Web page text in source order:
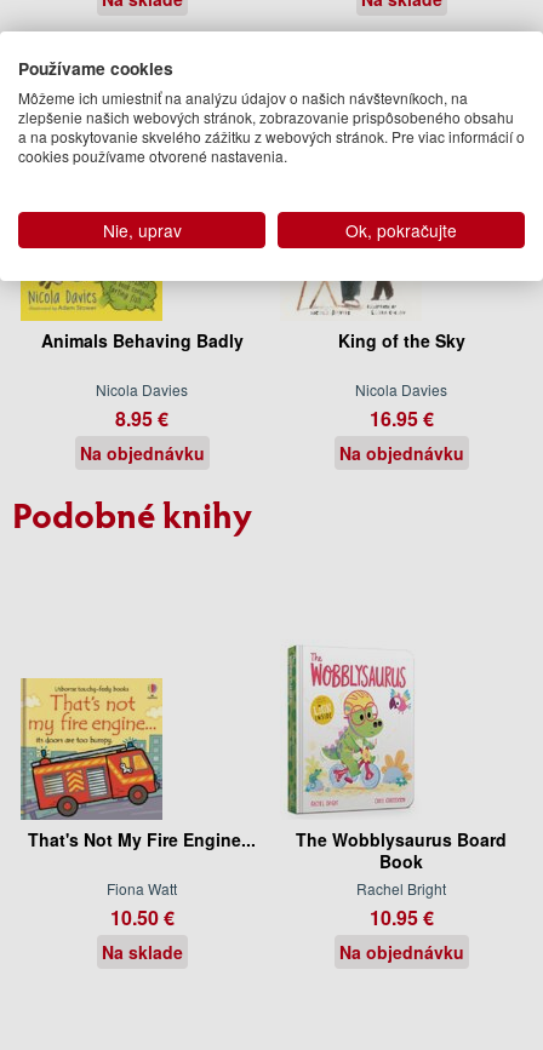
Animals Behaving Badly
Nicola Davies
8.95 €
Na objednávku
King of the Sky
Nicola Davies
16.95 €
Na objednávku
Podobné knihy
That's Not My Fire Engine...
Fiona Watt
10.50 €
Na sklade
The Wobblysaurus Board
Book
Rachel Bright
10.95 €
Na objednávku
Používame cookies
Môžeme ich umiestniť na analýzu údajov o našich návštevníkoch, na
zlepšenie našich webových stránok, zobrazovanie prispôsobeného obsahu
a na poskytovanie skvelého zážitku z webových stránok. Pre viac informácií o
cookies používame otvorené nastavenia.
Nie, uprav Ok, pokračujte